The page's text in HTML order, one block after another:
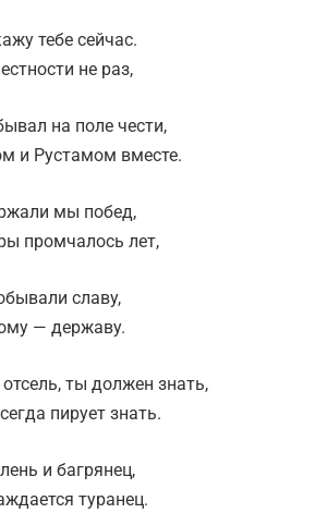
тебе сейчас.
не раз,
на поле чести,
и Рустамом вместе.
мы побед,
промчалось лет,
славу,
— державу.
ты должен знать,
пирует знать.
и багрянец,
туранец.